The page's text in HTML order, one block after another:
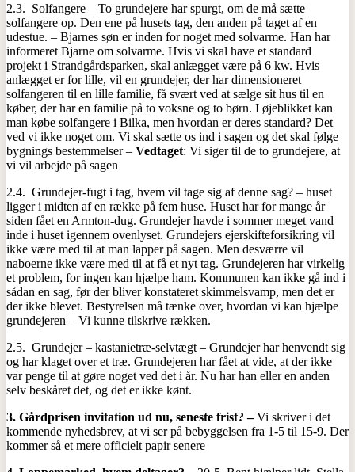
2.3. Solfangere – To grundejere har spurgt, om de må sætte
solfangere op. Den ene på husets tag, den anden på taget af en
udestue. – Bjarnes søn er inden for noget med solvarme. Han har
informeret Bjarne om solvarme. Hvis vi skal have et standard
projekt i Strandgårdsparken, skal anlægget være på 6 kw. Hvis
anlægget er for lille, vil en grundejer, der har dimensioneret
solfangeren til en lille familie, få svært ved at sælge sit hus til en
køber, der har en familie på to voksne og to børn. I øjeblikket kan
man købe solfangere i Bilka, men hvordan er deres standard? Det
ved vi ikke noget om. Vi skal sætte os ind i sagen og det skal følge
bygnings bestemmelser – Vedtaget: Vi siger til de to grundejere, at
vi vil arbejde på sagen
2.4. Grundejer-fugt i tag, hvem vil tage sig af denne sag? – huset
ligger i midten af en række på fem huse. Huset har for mange år
siden fået en Armton-dug. Grundejer havde i sommer meget vand
inde i huset igennem ovenlyset. Grundejers ejerskifteforsikring vil
ikke være med til at man lapper på sagen. Men desværre vil
naboerne ikke være med til at få et nyt tag. Grundejeren har virkelig
et problem, for ingen kan hjælpe ham. Kommunen kan ikke gå ind i
sådan en sag, før der bliver konstateret skimmelsvamp, men det er
der ikke blevet. Bestyrelsen må tænke over, hvordan vi kan hjælpe
grundejeren – Vi kunne tilskrive rækken.
2.5. Grundejer – kastanietræ-selvtægt – Grundejer har henvendt sig
og har klaget over et træ. Grundejeren har fået at vide, at der ikke
var penge til at gøre noget ved det i år. Nu har han eller en anden
selv beskåret det, og det er ikke kønt.
3. Gårdprisen invitation ud nu, seneste frist? –Vi skriver i det
kommende nyhedsbrev, at vi ser på bebyggelsen fra 1-5 til 15-9. Der
kommer så et mere officielt papir senere